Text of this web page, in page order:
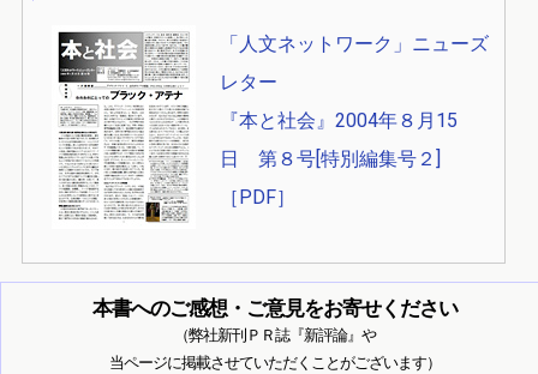
「人文ネットワーク」ニューズ
レター
『本と社会』2004年８月15
日 第８号[特別編集号２]
［PDF］
本書へのご感想・ご意見をお寄せください
（弊社新刊ＰＲ誌『新評論』や
当ページに掲載させていただくことがございます）